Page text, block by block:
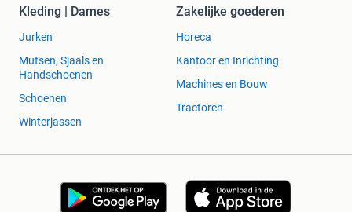
Kleding | Dames
Jurken
Mutsen, Sjaals en
Handschoenen
Schoenen
Winterjassen
Zakelijke goederen
Horeca
Kantoor en Inrichting
Machines en Bouw
Tractoren